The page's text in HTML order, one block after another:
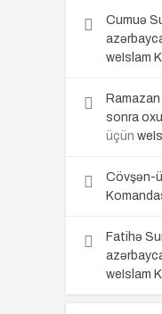
Cumuə
weIslam
sonra
üçün
Cövşən-
Fatihə
weIslam